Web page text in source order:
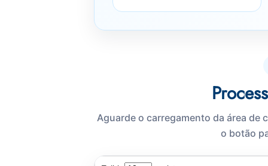
Aguarde o carregamento da área
o botão